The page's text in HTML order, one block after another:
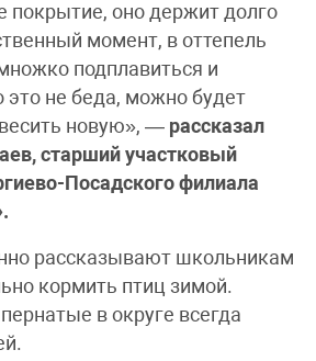
покрытие, оно держит долго
момент, в оттепель
подплавиться и
это не беда, можно будет
новую», — рассказал
старший участковый
Посадского филиала
рассказывают школьникам
кормить птиц зимой.
в округе всегда